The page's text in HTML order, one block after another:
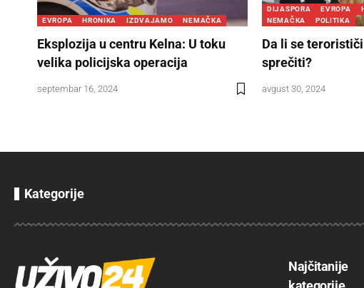
EVROPA HRONIKA IZDVAJAMO NEMAČKA
Eksplozija u centru Kelna: U toku
velika policijska operacija
septembar 16, 2024
DIJASPORA EVROPA
NEMAČKA
POLITIKA
Da li se
sprečiti?
avgust 30, 2024
Kategorije
Najčitanije